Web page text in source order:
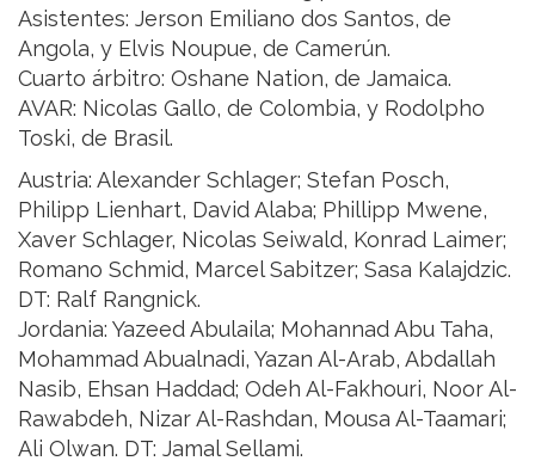
Asistentes: Jerson Emiliano dos Santos, de
Angola, y Elvis Noupue, de Camerún.
Cuarto árbitro: Oshane Nation, de Jamaica.
AVAR: Nicolas Gallo, de Colombia, y Rodolpho
Toski, de Brasil.
Austria: Alexander Schlager; Stefan Posch,
Philipp Lienhart, David Alaba; Phillipp Mwene,
Xaver Schlager, Nicolas Seiwald, Konrad Laimer;
Romano Schmid, Marcel Sabitzer; Sasa Kalajdzic.
DT: Ralf Rangnick.
Jordania: Yazeed Abulaila; Mohannad Abu Taha,
Mohammad Abualnadi, Yazan Al-Arab, Abdallah
Nasib, Ehsan Haddad; Odeh Al-Fakhouri, Noor Al-
Rawabdeh, Nizar Al-Rashdan, Mousa Al-Taamari;
Ali Olwan. DT: Jamal Sellami.